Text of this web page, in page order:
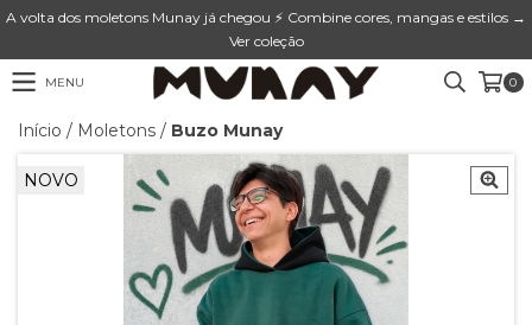
A volta dos moletons Munay já chegou ⚡ Combine cores, mangas e estilos →
Ver coleção
MENU 0
Início / Moletons / Buzo Munay
NOVO